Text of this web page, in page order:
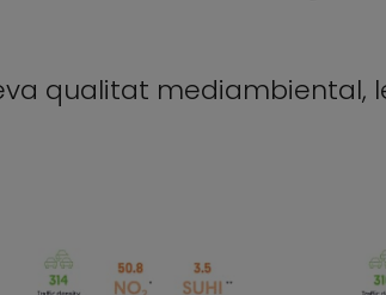
qualitat mediambiental,